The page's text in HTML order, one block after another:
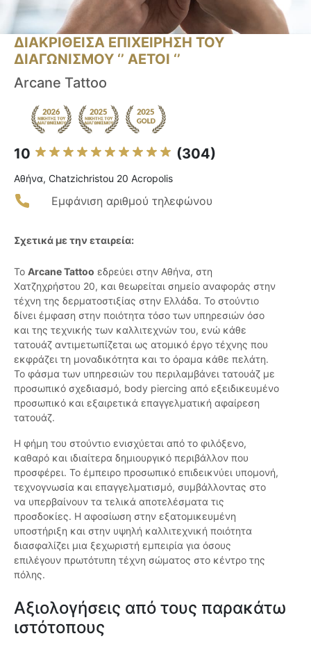
ΔΙΑΚΡΙΘΕΙΣΑ ΕΠΙΧΕΙΡΗΣΗ ΤΟΥ
ΔΙΑΓΩΝΙΣΜΟΥ ‘’ ΑΕΤΟΙ ‘’
Arcane Tattoo
10 (304)
Αθήνα, Chatzichristou 20 Acropolis
Εμφάνιση αριθμού τηλεφώνου
Σχετικά με την εταιρεία:
Το Arcane Tattoo εδρεύει στην Αθήνα, στη
Χατζηχρήστου 20, και θεωρείται σημείο αναφοράς στην
τέχνη της δερματοστιξίας στην Ελλάδα. Το στούντιο
δίνει έμφαση στην ποιότητα τόσο των υπηρεσιών όσο
και της τεχνικής των καλλιτεχνών του, ενώ κάθε
τατουάζ αντιμετωπίζεται ως ατομικό έργο τέχνης που
εκφράζει τη μοναδικότητα και το όραμα κάθε πελάτη.
Το φάσμα των υπηρεσιών του περιλαμβάνει τατουάζ με
προσωπικό σχεδιασμό, body piercing από εξειδικευμένο
προσωπικό και εξαιρετικά επαγγελματική αφαίρεση
τατουάζ.
Η φήμη του στούντιο ενισχύεται από το φιλόξενο,
καθαρό και ιδιαίτερα δημιουργικό περιβάλλον που
προσφέρει. Το έμπειρο προσωπικό επιδεικνύει υπομονή,
τεχνογνωσία και επαγγελματισμό, συμβάλλοντας στο
να υπερβαίνουν τα τελικά αποτελέσματα τις
προσδοκίες. Η αφοσίωση στην εξατομικευμένη
υποστήριξη και στην υψηλή καλλιτεχνική ποιότητα
διασφαλίζει μια ξεχωριστή εμπειρία για όσους
επιλέγουν πρωτότυπη τέχνη σώματος στο κέντρο της
πόλης.
Αξιολογήσεις από τους παρακάτω
ιστότοπους